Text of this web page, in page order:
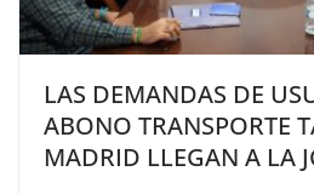
LAS DEMANDAS DE
ABONO TRANSPORTE
MADRID LLEGAN A LA